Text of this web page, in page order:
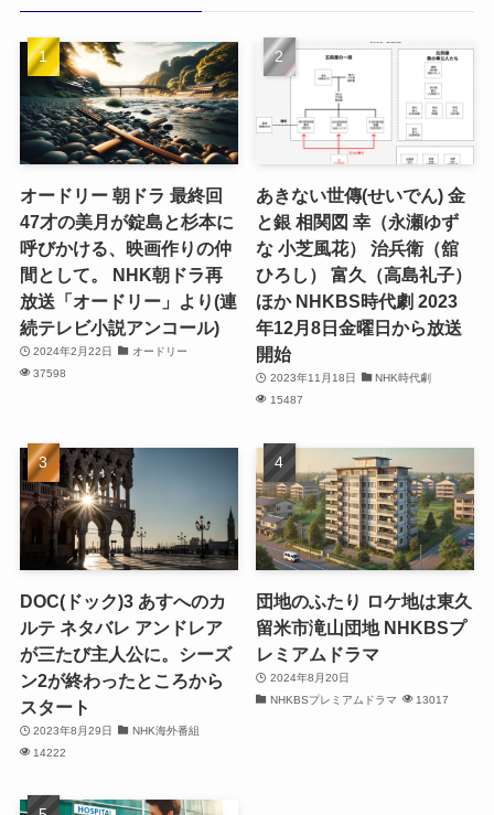
オードリー 朝ドラ 最終回
47才の美月が錠島と杉本に
呼びかける、映画作りの仲
間として。 NHK朝ドラ再
放送「オードリー」より(連
続テレビ小説アンコール)
2024年2月22日
オードリー
37598
あきない世傳(せいでん) 金
と銀 相関図 幸（永瀬ゆず
な 小芝風花） 治兵衛（舘
ひろし） 富久（高島礼子）
ほか NHKBS時代劇 2023
年12月8日金曜日から放送
開始
2023年11月18日
NHK時代劇
15487
DOC(ドック)3 あすへのカ
ルテ ネタバレ アンドレア
が三たび主人公に。シーズ
ン2が終わったところから
スタート
2023年8月29日
NHK海外番組
14222
団地のふたり ロケ地は東久
留米市滝山団地 NHKBSプ
レミアムドラマ
2024年8月20日
NHKBSプレミアムドラマ
13017